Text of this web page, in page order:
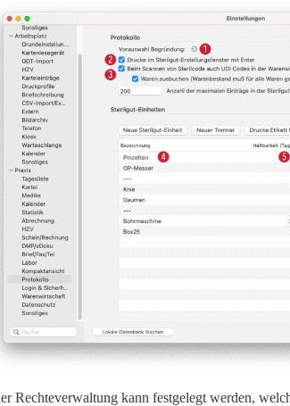
Rechteverwaltung kann festgelegt werden,